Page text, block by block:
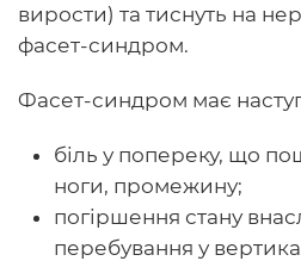
вирости) та тиснуть на
фасет-синдром.
Фасет-синдром має
біль у попереку, що
ноги, промежину;
погіршення стану
перебування у